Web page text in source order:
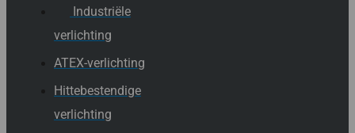
Industriële
verlichting
ATEX-verlichting
Hittebestendige
verlichting